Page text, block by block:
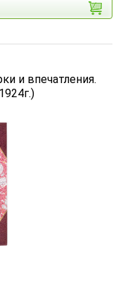
и впечатления.